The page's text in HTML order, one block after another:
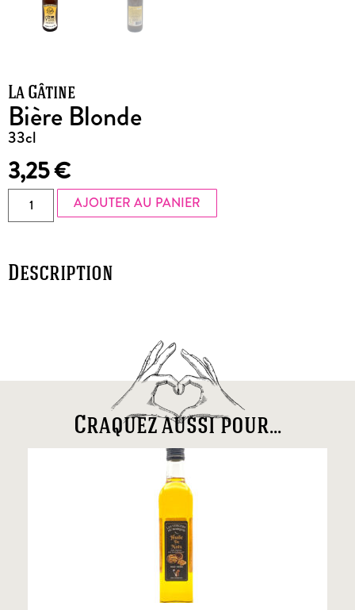
La Gâtine
Bière Blonde
33cl
3,25€
AJOUTER AU PANIER
Description
Craquez aussi pour...